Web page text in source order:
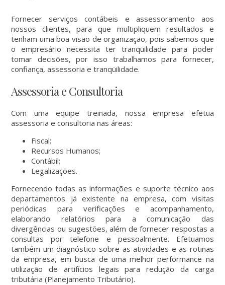
Fornecer serviços contábeis e assessoramento aos
nossos clientes, para que multipliquem resultados e
tenham uma boa visão de organização, pois sabemos que
o empresário necessita ter tranqüilidade para poder
tomar decisões, por isso trabalhamos para fornecer,
confiança, assessoria e tranqüilidade.
Assessoria e Consultoria
Com uma equipe treinada, nossa empresa efetua
assessoria e consultoria nas áreas:
Fiscal;
Recursos Humanos;
Contábil;
Legalizações.
Fornecendo todas as informações e suporte técnico aos
departamentos já existente na empresa, com visitas
periódicas para verificações e acompanhamento,
elaborando relatórios para a comunicação das
divergências ou sugestões, além de fornecer respostas a
consultas por telefone e pessoalmente. Efetuamos
também um diagnóstico sobre as atividades e as rotinas
da empresa, em busca de uma melhor performance na
utilização de artifícios legais para redução da carga
tributária (Planejamento Tributário).